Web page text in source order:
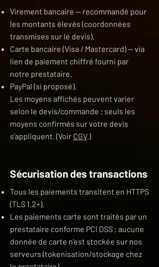
Virement bancaire — recommandé pour
les montants élevés (coordonnées
transmises sur le devis).
Carte bancaire (Visa / Mastercard) — via
lien de paiement chiffré fourni par
notre prestataire.
PayPal (si proposé).
Les moyens affichés peuvent varier
selon le devis/commande ; seuls les
moyens confirmés sur votre devis
s’appliquent. (Voir CGV.)
Sécurisation des transactions
Tous les paiements transitent en HTTPS
(TLS 1.2+).
Les paiements carte sont traités par un
prestataire conforme PCI DSS ; aucune
donnée de carte n’est stockée sur nos
serveurs (tokenisation/stockage chez